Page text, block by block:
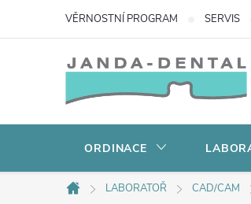
VĚRNOSTNÍ PROGRAM SERVIS
ORDINACE
Domů
LABORATOŘ CAD/CAM